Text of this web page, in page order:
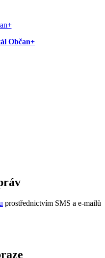
Občan+
prostřednictvím SMS a e-mailů